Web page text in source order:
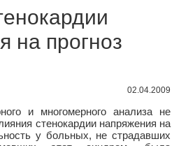
на прогноз
02.04.2009
и многомерного анализа не
стенокардии напряжения на
у больных, не страдавших